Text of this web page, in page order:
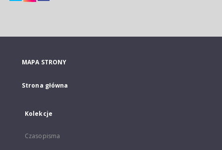
MAPA STRONY
Strona główna
Kolekcje
Czasopisma